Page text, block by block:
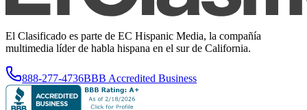
El Clasificado es parte de EC Hispanic Media, la compañía
multimedia líder de habla hispana en el sur de California.
888-277-4736BBB Accredited Business